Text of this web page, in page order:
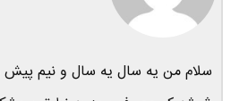
سلام من یه سال یه سال و نیم